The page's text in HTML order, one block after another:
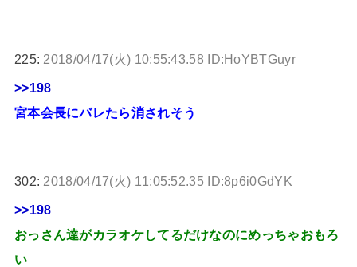
225: 2018/04/17(火) 10:55:43.58 ID:HoYBTGuyr
>>198
宮本会長にバレたら消されそう
302: 2018/04/17(火) 11:05:52.35 ID:8p6i0GdYK
>>198
おっさん達がカラオケしてるだけなのにめっちゃおもろ
い